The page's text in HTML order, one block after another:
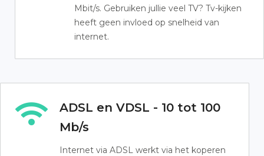
Mbit/s. Gebruiken jullie veel TV? Tv-kijken
heeft geen invloed op snelheid van
internet.
ADSL en VDSL - 10 tot 100
Mb/s
Internet via ADSL werkt via het koperen